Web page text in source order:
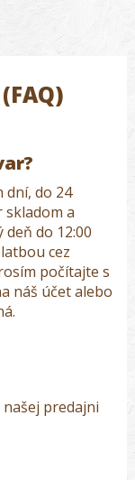
dní, do 24
a
do 12:00
cez
počítajte s
náš účet alebo
predajni